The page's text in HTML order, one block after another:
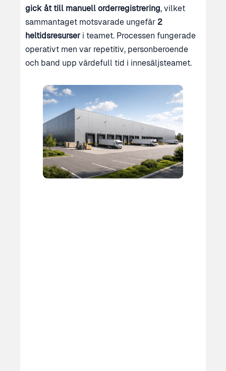
gick åt till manuell orderregistrering, vilket
sammantaget motsvarade ungefär 2
heltidsresurser i teamet. Processen fungerade
operativt men var repetitiv, personberoende
och band upp värdefull tid i innesäljsteamet.